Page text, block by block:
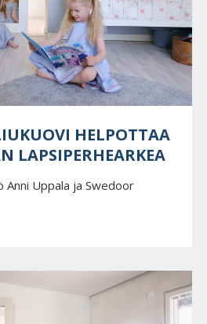
HELPOTTAA
LAPSIPERHEARKEA
Anni Uppala ja Swedoor